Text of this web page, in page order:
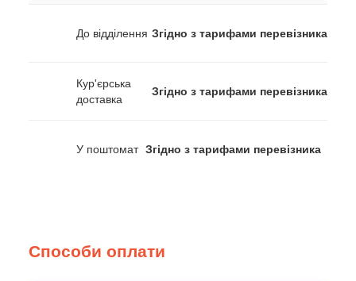
До відділення Згідно з тарифами перевізника
Кур'єрська
доставка
Згідно з тарифами перевізника
У поштомат Згідно з тарифами перевізника
Способи оплати